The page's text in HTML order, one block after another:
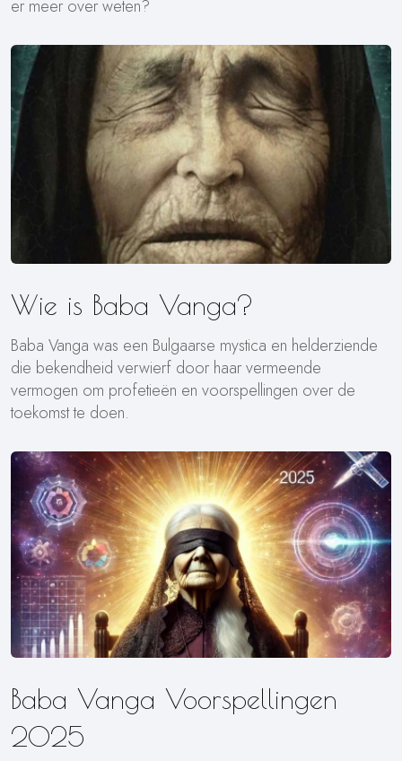
er meer over weten?
Wie is Baba Vanga?
Baba Vanga was een Bulgaarse mystica en helderziende
die bekendheid verwierf door haar vermeende
vermogen om profetieën en voorspellingen over de
toekomst te doen.
Baba Vanga Voorspellingen
2025